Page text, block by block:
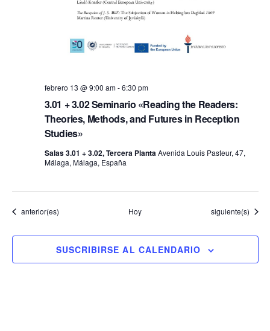
3.01 + 3.02 Seminario «Reading the Readers:
Theories, Methods, and Futures in Reception
Studies»
febrero 13 @ 9:00 am-6:30 pm
Salas 3.01 + 3.02, Tercera PlantaAvenida Louis Pasteur, 47,
Málaga, Málaga, España
Eventos
anterior(es) Hoy Eventos
siguiente(s)
SUSCRIBIRSE AL CALENDARIO